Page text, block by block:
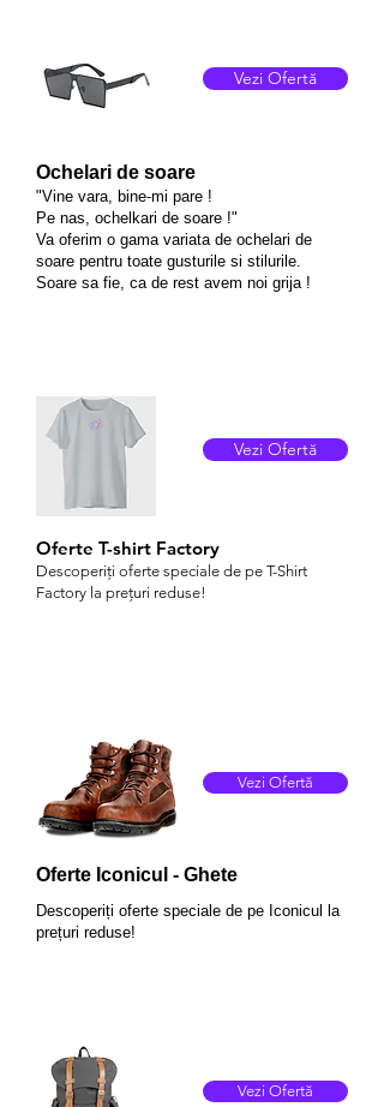
Vezi Ofertă
Ochelari de soare
"Vine vara, bine-mi pare !
Pe nas, ochelkari de soare !"
Va oferim o gama variata de ochelari de
soare pentru toate gusturile si stilurile.
Soare sa fie, ca de rest avem noi grija !
Vezi Ofertă
Oferte T-shirt Factory
Descoperiți oferte speciale de pe T-Shirt
Factory la prețuri reduse!
Vezi Ofertă
Oferte Iconicul - Ghete
Descoperiți oferte speciale de pe Iconicul la
prețuri reduse!
Vezi Ofertă